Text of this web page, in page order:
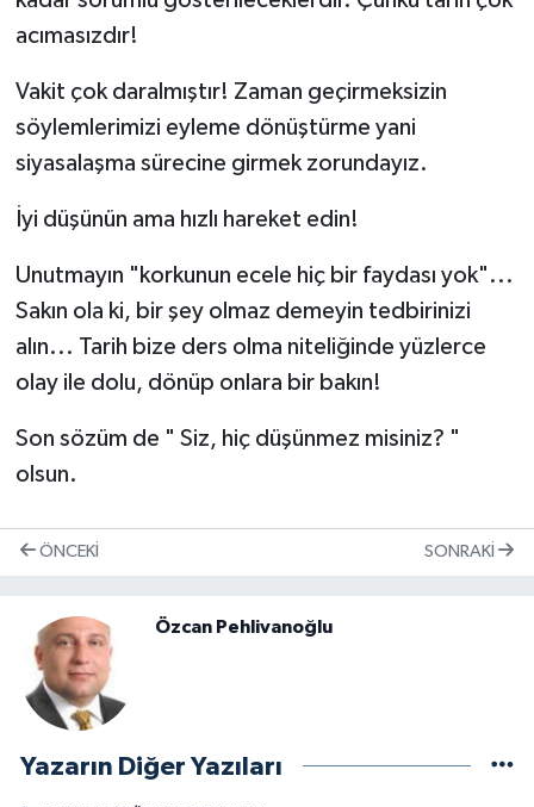
acımasızdır!
Vakit çok daralmıştır! Zaman geçirmeksizin
söylemlerimizi eyleme dönüştürme yani
siyasalaşma sürecine girmek zorundayız.
İyi düşünün ama hızlı hareket edin!
Unutmayın "korkunun ecele hiç bir faydası yok"...
Sakın ola ki, bir şey olmaz demeyin tedbirinizi
alın... Tarih bize ders olma niteliğinde yüzlerce
olay ile dolu, dönüp onlara bir bakın!
Son sözüm de " Siz, hiç düşünmez misiniz? "
olsun.
ÖNCEKI SONRAKI
Özcan Pehlivanoğlu
Yazarın Diğer Yazıları